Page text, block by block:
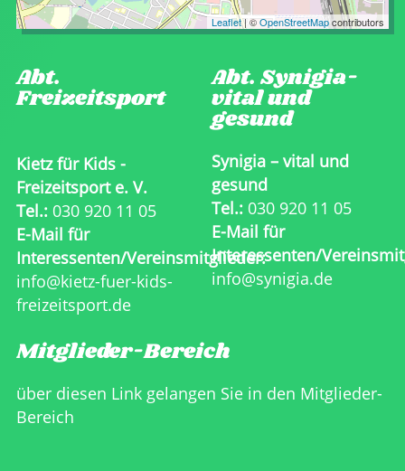
Leaflet| ©OpenStreetMapcontributors
Abt.
Freizeitsport
Kietz für Kids -
Freizeitsport e. V.
Tel.: 030 920 11 05
E-Mail für
Interessenten/Vereinsmitglieder:
info@kietz-fuer-kids-
freizeitsport.de
Abt. Synigia-
vital und
gesund
Synigia – vital und
gesund
Tel.: 030 920 11 05
E-Mail für
Interessenten/
info@synigia.de
Mitglieder-Bereich
über diesen Link gelangen Sie in den Mitglieder-
Bereich